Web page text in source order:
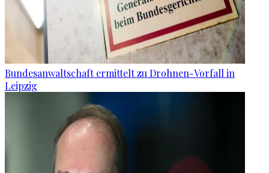
Bundesanwaltschaft ermittelt zu Drohnen-Vorfall in
Leipzig